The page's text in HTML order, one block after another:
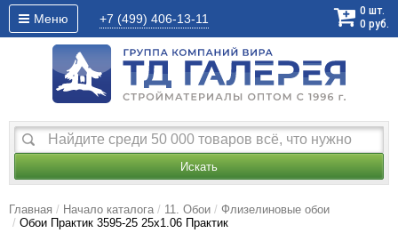
Меню +7 (499) 406-13-11
0 шт.
0 руб.
Искать
Главная Начало каталога 11. Обои
Флизелиновые обои
Обои Практик 3595-25 25х1.06 Практик